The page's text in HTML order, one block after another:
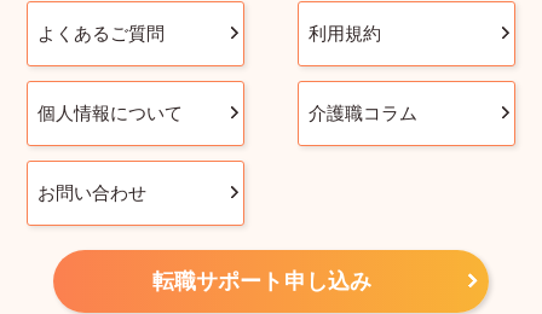
よくあるご質問 利用規約
個人情報について 介護職コラム
お問い合わせ
転職サポート申し込み